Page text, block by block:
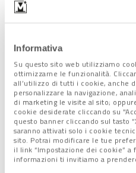
Informativa
Su questo sito web utilizziamo
ottimizzarne le funzionalità.
all’utilizzo di tutti i cookie, anche
personalizzare la navigazione,
di marketing le visite al sito;
cookie desiderate cliccando su
questo banner cliccando sul tasto
saranno attivati solo i cookie
sito. Potrai modificare le tue
il link “Impostazione dei cookie”
informazioni ti invitiamo a
Giudecca,entrambe allestite
rimarrà aperta al pubblico fino
19 luglio.
Sabato, a partire dalle ore 19,
all’interno del Bacino di San
notturni“, zattere musicali con
Santa Lucia, giungeranno a
raggiungere la zona della
Nelpomeriggio di domenica